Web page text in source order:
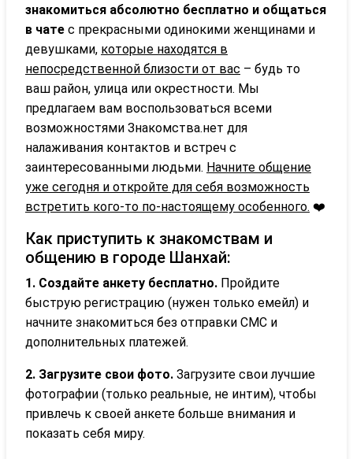
знакомиться абсолютно бесплатно и общаться
в чате с прекрасными одинокими женщинами и
девушками, которые находятся в
непосредственной близости от вас – будь то
ваш район, улица или окрестности. Мы
предлагаем вам воспользоваться всеми
возможностями Знакомства.нет для
налаживания контактов и встреч с
заинтересованными людьми. Начните общение
уже сегодня и откройте для себя возможность
встретить кого-то по-настоящему особенного. ❤️
Как приступить к знакомствам и
общению в городе Шанхай:
1. Создайте анкету бесплатно. Пройдите
быструю регистрацию (нужен только емейл) и
начните знакомиться без отправки СМС и
дополнительных платежей.
2. Загрузите свои фото. Загрузите свои лучшие
фотографии (только реальные, не интим), чтобы
привлечь к своей анкете больше внимания и
показать себя миру.